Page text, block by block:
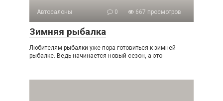
Автосалоны 0 667 просмотров
Зимняя рыбалка
Любителям рыбалки уже пора готовиться к зимней
рыбалке. Ведь начинается новый сезон, а это